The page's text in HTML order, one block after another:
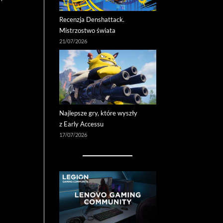
Recenzja Denshattack.
Mistrzostwo świata
21/07/2026
Najlepsze gry, które wyszły
z Early Accessu
17/07/2026